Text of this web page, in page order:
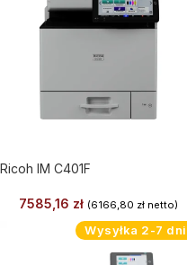
Ricoh IM C401F
7585,16 zł (6166,80 zł netto)
Wysyłka 2-7 dni